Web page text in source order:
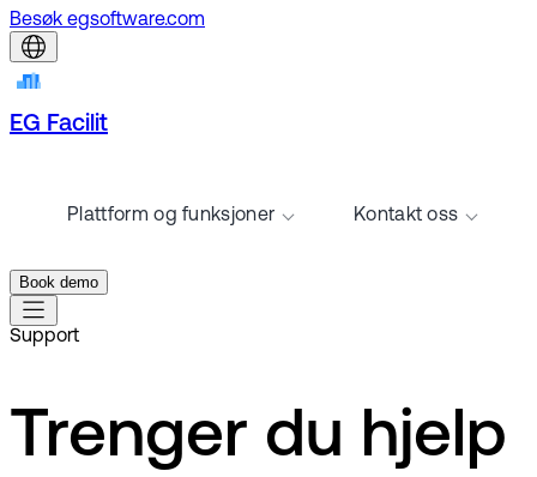
Besøk egsoftware.com
EG Facilit
Plattform og funksjoner Kontakt oss
Book demo
Support
Trenger du hjelp